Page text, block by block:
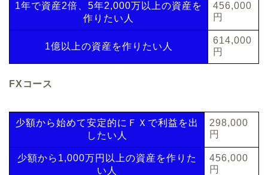
1年で資産2倍、5年2,000万以上の資産を
作りたい人
456,000
円
1億以上の資産を作りたい人
614,000
円
FXコース
少額から始めて安定的にＦＸで利益を出
したい人
298,000
円
少額から1,000万円以上の資産を作りた
い人
456,000
円